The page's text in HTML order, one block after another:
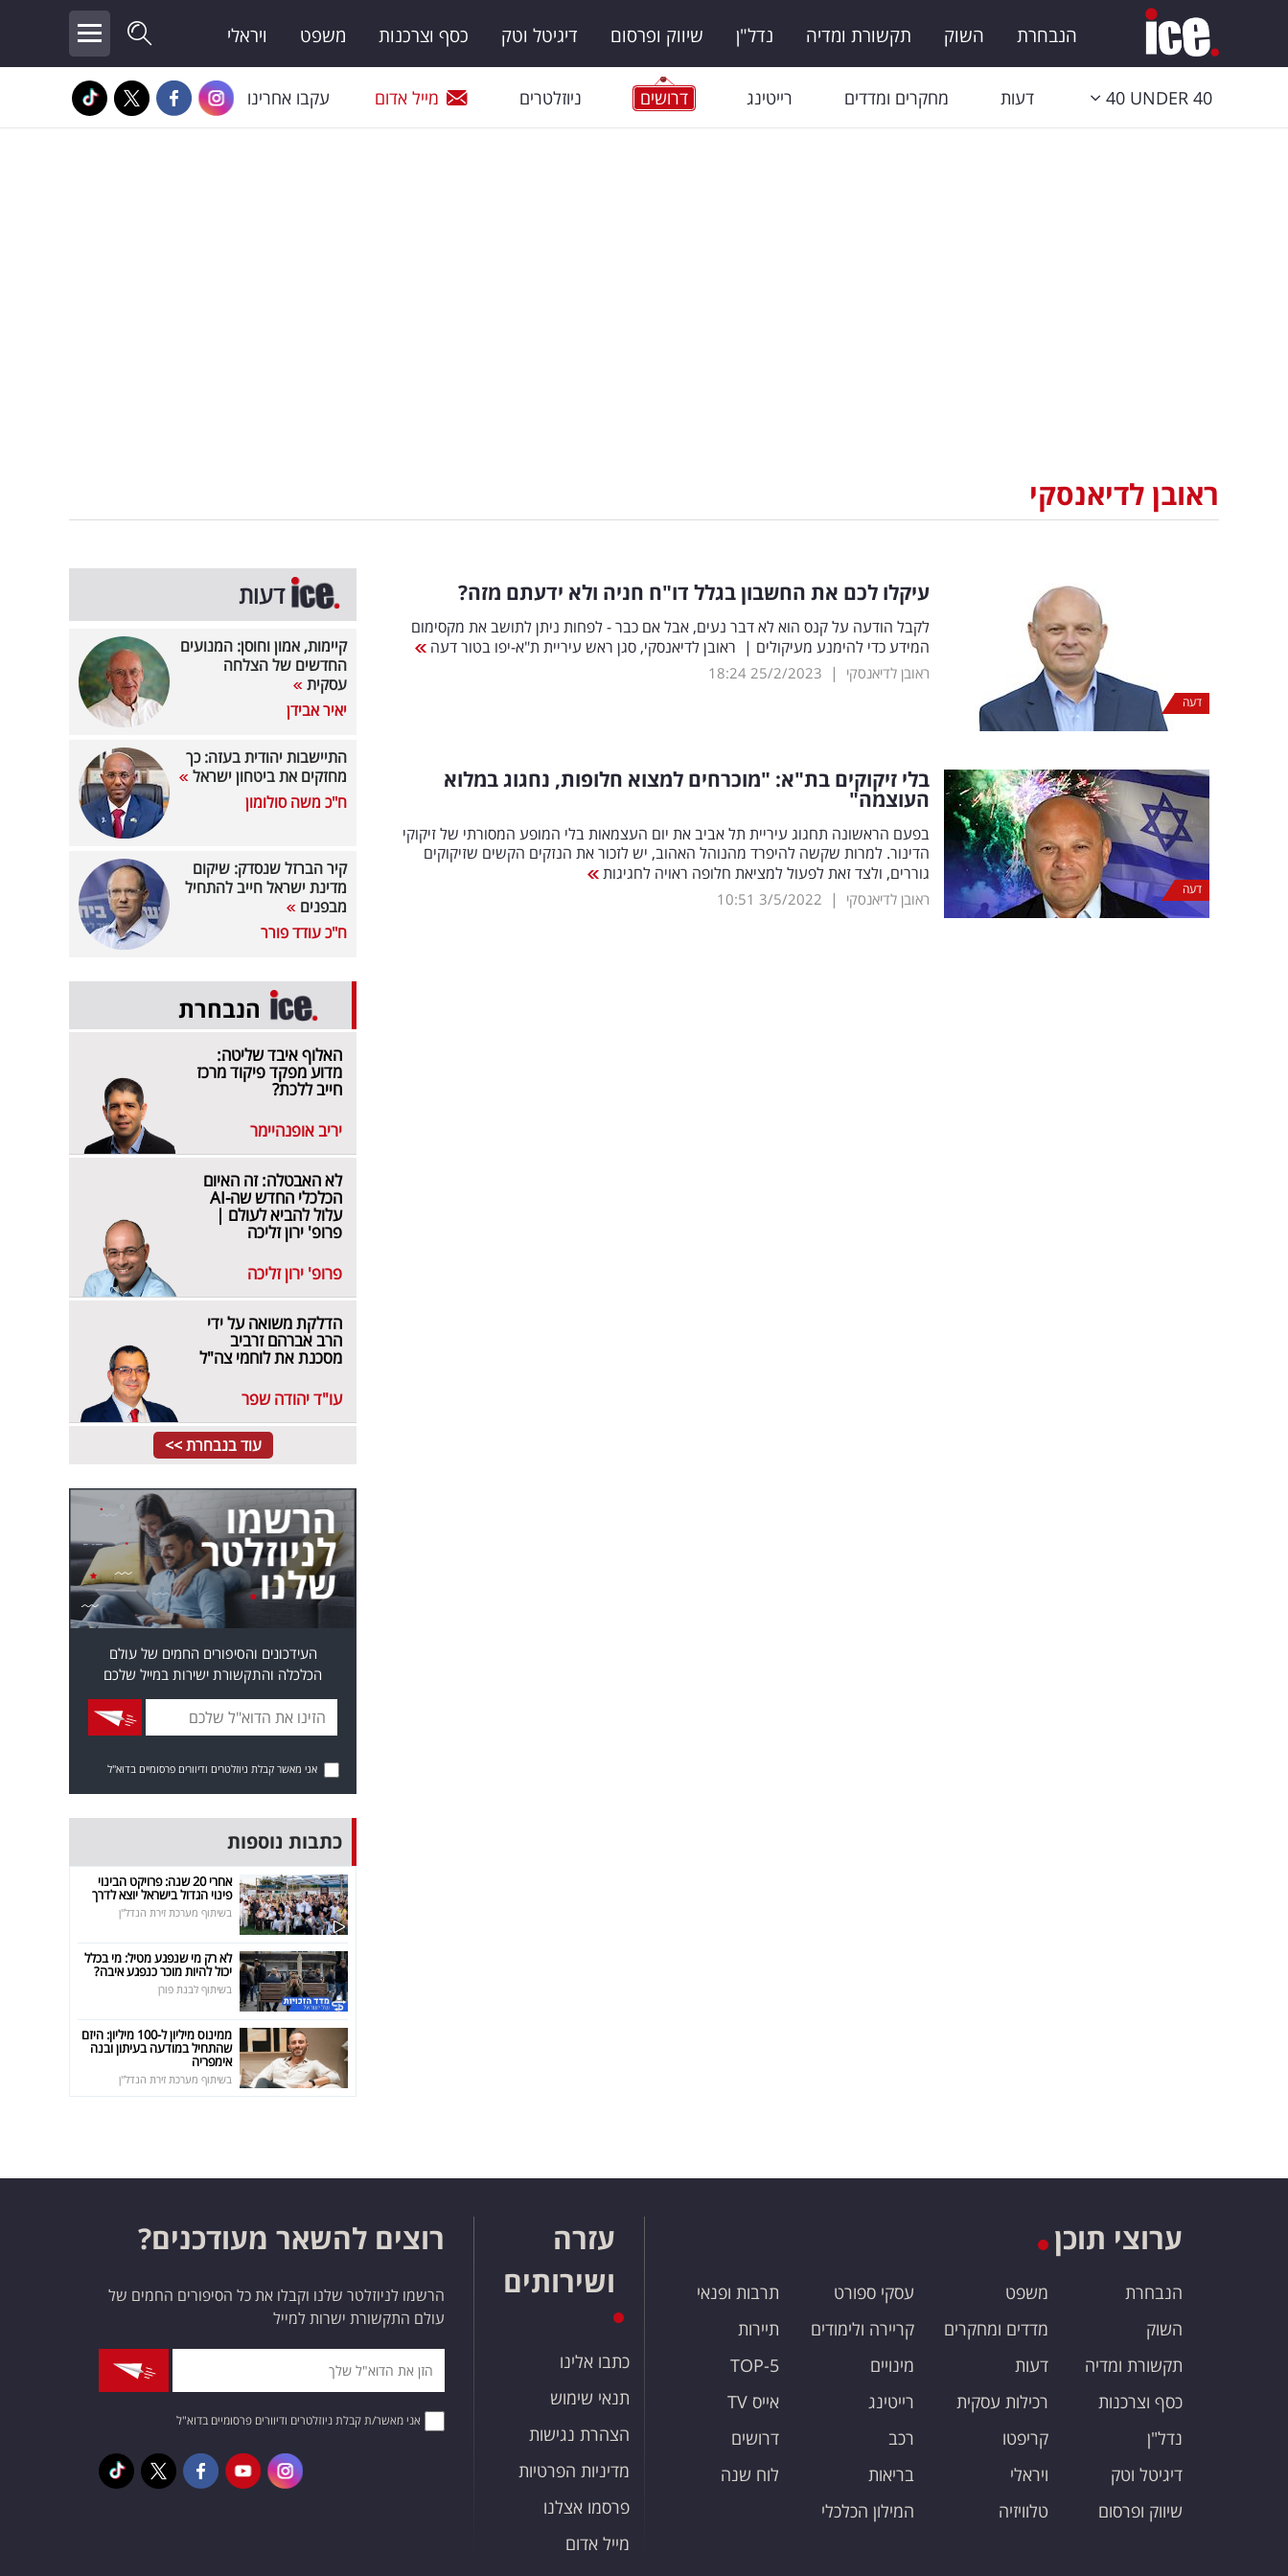
הנבחרת השוק תקשורת ומדיה נדל"ן שיווק ופרסום דיגיטל וטק כסף וצרכנות משפט ויראלי
40 UNDER 40 דעות מחקרים ומדדים רייטינג דרושים ניוזלטרים מייל אדום עקבו אחרינו
ראובן לדיאנסקי
דעה
עיקלו לכם את החשבון בגלל דו"ח חניה ולא ידעתם מזה?
לקבל הודעה על קנס הוא לא דבר נעים, אבל אם כבר - לפחות ניתן לתושב את מקסימום
המידע כדי להימנע מעיקולים | ראובן לדיאנסקי, סגן ראש עיריית ת"א-יפו בטור דעה
ראובן לדיאנסקי |
25/2/2023
18:24
דעה
בלי זיקוקים בת"א: "מוכרחים למצוא חלופות, נחגוג במלוא
העוצמה"
בפעם הראשונה תחגוג עיריית תל אביב את יום העצמאות בלי המופע המסורתי של זיקוקי
הדינור. למרות שקשה להיפרד מהנוהל האהוב, יש לזכור את הנזקים הקשים שזיקוקים
גוררים, ולצד זאת לפעול למציאת חלופה ראויה לחגיגות
ראובן לדיאנסקי |
3/5/2022
10:51
דעות
קיימות, אמון וחוסן: המנועים
החדשים של הצלחה
עסקית
יאיר אבידן
התיישבות יהודית בעזה: כך
מחזקים את ביטחון ישראל
ח"כ משה סולומון
קיר הברזל שנסדק: שיקום
מדינת ישראל חייב להתחיל
מבפנים
ח"כ עודד פורר
הנבחרת
האלוף איבד שליטה:
מדוע מפקד פיקוד מרכז
חייב ללכת?
יריב אופנהיימר
לא האבטלה: זה האיום
הכלכלי החדש שה-AI
עלול להביא לעולם |
פרופ' ירון זליכה
פרופ' ירון זליכה
הדלקת משואה על ידי
הרב אברהם זרביב
מסכנת את לוחמי צה"ל
עו"ד יהודה שפר
עוד בנבחרת >>
העידכונים והסיפורים החמים של עולם
הכלכלה והתקשורת ישירות במייל שלכם
אני מאשר קבלת ניוזלטרים ודיוורים פרסומיים בדוא"ל
כתבות נוספות
אחרי 20 שנה: פרויקט הבינוי
פינוי הגדול בישראל יוצא לדרך
בשיתוף מערכת זירת הנדל"ן
לא רק מי שנפגע מטיל: מי בכלל
יכול להיות מוכר כנפגע איבה?
בשיתוף לבנת פורן
ממינוס מיליון ל-100 מיליון: היזם
שהתחיל במודעה בעיתון ובנה
אימפריה
בשיתוף מערכת זירת הנדל"ן
ערוצי תוכן
הנבחרת
השוק
תקשורת ומדיה
כסף וצרכנות
נדל"ן
דיגיטל וטק
שיווק ופרסום
משפט
מדדים ומחקרים
דעות
רכילות עסקית
קריפטו
ויראלי
טלוויזיה
עסקי ספורט
קריירה ולימודים
מינויים
רייטינג
רכב
בריאות
המילון הכלכלי
תרבות ופנאי
תיירות
TOP-5
אייס TV
דרושים
לוח שנה
עזרה
ושירותים
כתבו אלינו
תנאי שימוש
הצהרת נגישות
מדיניות הפרטיות
פרסמו אצלנו
מייל אדום
רוצים להשאר מעודכנים?
הרשמו לניוזלטר שלנו וקבלו את כל הסיפורים החמים של
עולם התקשורת ישרות למייל
אני מאשר/ת קבלת ניוזלטרים ודיוורים פרסומיים בדוא"ל